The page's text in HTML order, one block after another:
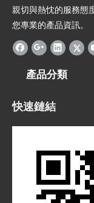
親切與熱忱的服務態
您專業的產品資訊。
產品分類
快速鏈結